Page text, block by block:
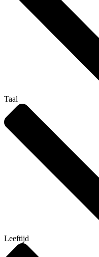
Taal
Leeftijd